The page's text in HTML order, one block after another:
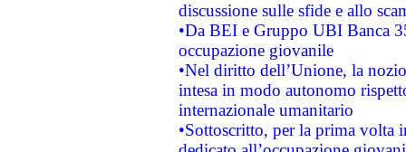
discussione sulle sfide e allo
•Da BEI e Gruppo UBI Banca
occupazione giovanile
•Nel diritto dell’Unione, la
intesa in modo autonomo
internazionale umanitario
•Sottoscritto, per la prima volta